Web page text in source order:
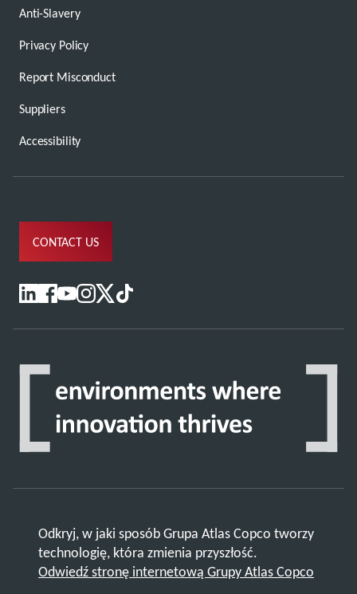
Anti-Slavery
Privacy Policy
Report Misconduct
Suppliers
Accessibility
CONTACT US
Odkryj, w jaki sposób Grupa Atlas Copco tworzy
technologię, która zmienia przyszłość.
Odwiedź stronę internetową Grupy Atlas Copco